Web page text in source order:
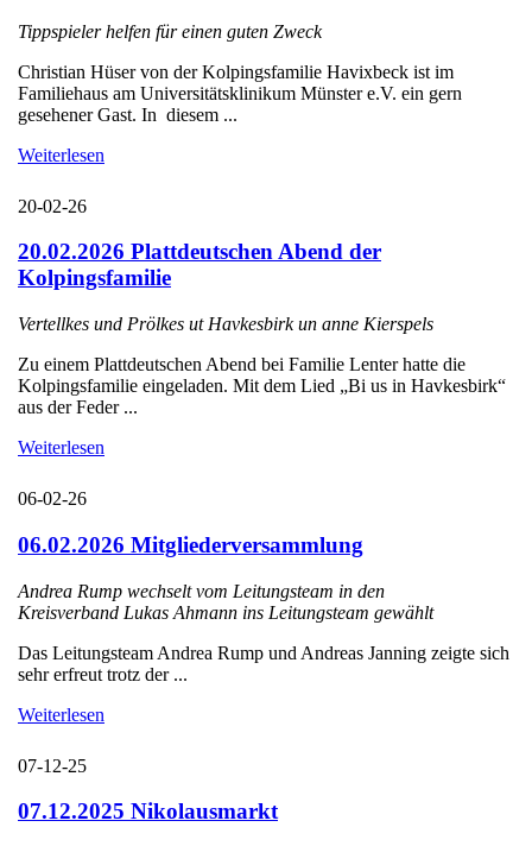
Tippspieler helfen für einen guten Zweck
Christian Hüser von der Kolpingsfamilie Havixbeck ist im
Familiehaus am Universitätsklinikum Münster e.V. ein gern
gesehener Gast. In diesem ...
Weiterlesen
20-02-26
20.02.2026 Plattdeutschen Abend der
Kolpingsfamilie
Vertellkes und Prölkes ut Havkesbirk un anne Kierspels
Zu einem Plattdeutschen Abend bei Familie Lenter hatte die
Kolpingsfamilie eingeladen. Mit dem Lied „Bi us in Havkesbirk“
aus der Feder ...
Weiterlesen
06-02-26
06.02.2026 Mitgliederversammlung
Andrea Rump wechselt vom Leitungsteam in den
Kreisverband Lukas Ahmann ins Leitungsteam gewählt
Das Leitungsteam Andrea Rump und Andreas Janning zeigte sich
sehr erfreut trotz der ...
Weiterlesen
07-12-25
07.12.2025 Nikolausmarkt